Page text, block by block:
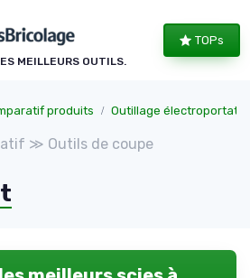
MEILLEURS OUTILS.
TOPs
produits Outillage électroportatif
≫ Outils de coupe
cookies